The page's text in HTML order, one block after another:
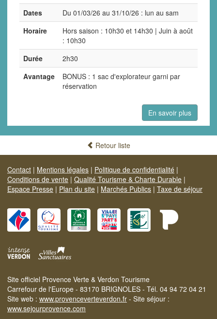
Dates
Du 01/03/26 au 31/10/26 : lun au sam
Horaire
Hors saison : 10h30 et 14h30 | Juin à août
: 10h30
Durée
2h30
Avantage
BONUS : 1 sac d'explorateur garni par
réservation
En savoir plus
Retour liste
Contact | Mentions légales | Politique de confidentialité |
Conditions de vente | Qualité Tourisme & Charte Durable |
Espace Presse | Plan du site | Marchés Publics | Taxe de séjour
Site officiel Provence Verte & Verdon Tourisme
Carrefour de l'Europe - 83170 BRIGNOLES - Tél. 04 94 72 04 21
Site web : www.provenceverteverdon.fr - Site séjour :
www.sejourprovence.com